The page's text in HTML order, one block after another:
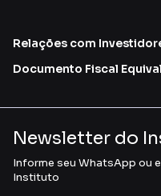
Relações com
Documento Fiscal
Newsletter do
Informe seu WhatsApp ou
Instituto